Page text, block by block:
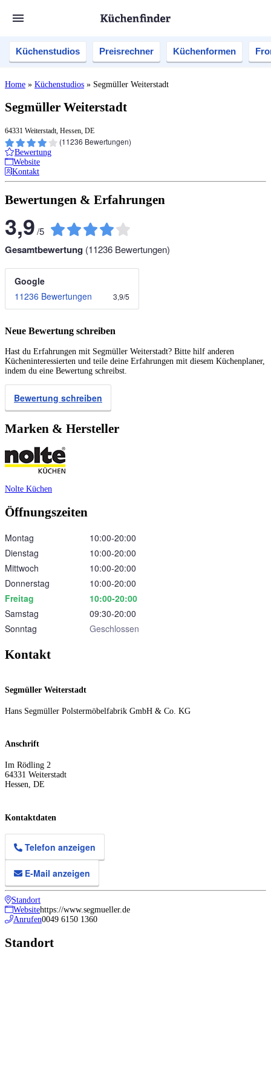
Küchenstudios Preisrechner Küchenformen
Home » Küchenstudios » Segmüller Weiterstadt
Segmüller Weiterstadt
64331 Weiterstadt, Hessen, DE
(11236 Bewertungen)
Bewertung
Website
Kontakt
Bewertungen & Erfahrungen
3,9/5
Gesamtbewertung (11236 Bewertungen)
Google
11236 Bewertungen
3,9/5
Neue Bewertung schreiben
Hast du Erfahrungen mit Segmüller Weiterstadt? Bitte hilf anderen
Kücheninteressierten und teile deine Erfahrungen mit diesem Küchenplaner,
indem du eine Bewertung schreibst.
Bewertung schreiben
Marken & Hersteller
Nolte Küchen
Öffnungszeiten
Montag
10:00‑20:00
Dienstag
10:00‑20:00
Mittwoch
10:00‑20:00
Donnerstag
10:00‑20:00
Freitag
10:00‑20:00
Samstag
09:30‑20:00
Sonntag
Geschlossen
Kontakt
Segmüller Weiterstadt
Hans Segmüller Polstermöbelfabrik GmbH & Co. KG
Anschrift
Im Rödling 2
64331 Weiterstadt
Hessen DE
Kontaktdaten
Telefon anzeigen
E-Mail anzeigen
Standort
Websitehttps://www.segmueller.de
Anrufen0049 6150 1360
Standort